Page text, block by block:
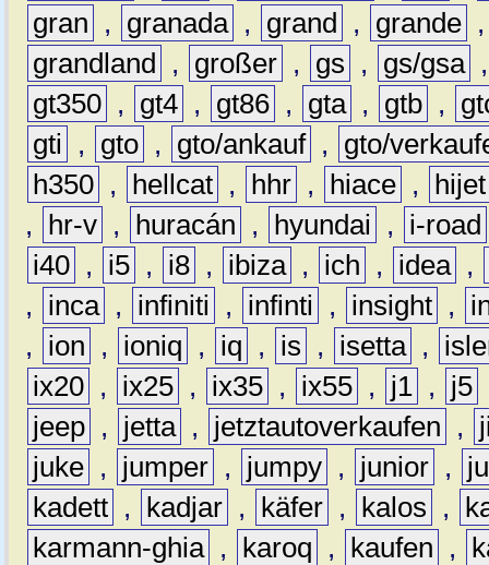
gran
, granada , grand , grande
grandland
, großer , gs , gs/gsa
gt350 , gt4 , gt86 , gta , gtb ,
gti
, gto , gto/ankauf ,
gto/
h350 , hellcat , hhr , hiace ,
hijet
,
hr-v , huracán , hyundai ,
i-road
i40 , i5 , i8 , ibiza , ich , idea ,
,
inca , infiniti , infinti , insight ,
,
ion , ioniq , iq , is , isetta ,
ix20 , ix25 , ix35 , ix55 , j1 , j5
jeep , jetta , jetztautoverkaufen ,
juke , jumper , jumpy , junior ,
kadett , kadjar , käfer , kalos ,
karmann-ghia , karoq , kaufen ,